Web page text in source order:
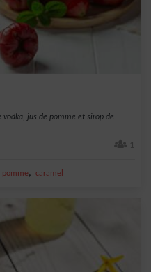
vodka, jus de pomme et sirop de
1
pomme, caramel